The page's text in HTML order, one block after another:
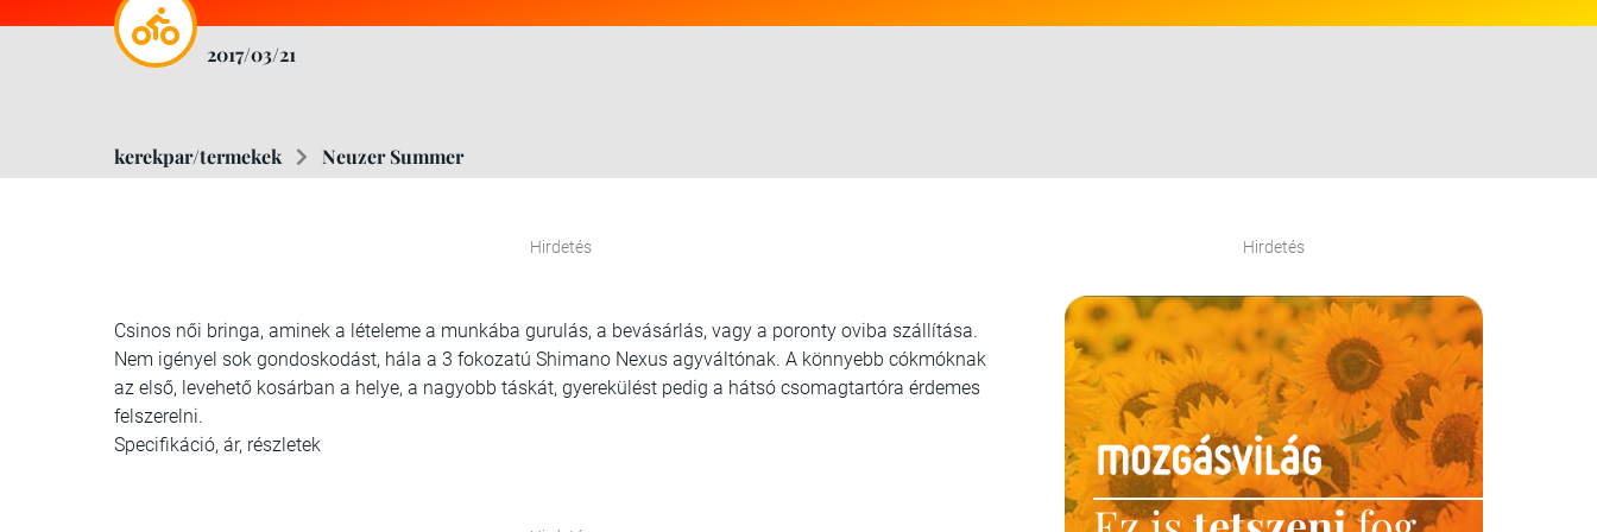
2017/03/21
kerekpar/termekek Neuzer Summer
Hirdetés
Csinos női bringa, aminek a lételeme a munkába gurulás, a bevásárlás, vagy a poronty oviba szállítása.
Nem igényel sok gondoskodást, hála a 3 fokozatú Shimano Nexus agyváltónak. A könnyebb cókmóknak
az első, levehető kosárban a helye, a nagyobb táskát, gyerekülést pedig a hátsó csomagtartóra érdemes
felszerelni.
Specifikáció, ár, részletek
Hirdetés